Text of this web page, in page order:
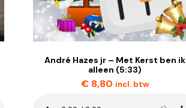
André Hazes jr – Met Kerst ben ik
alleen (5:33)
€8,80 incl. btw